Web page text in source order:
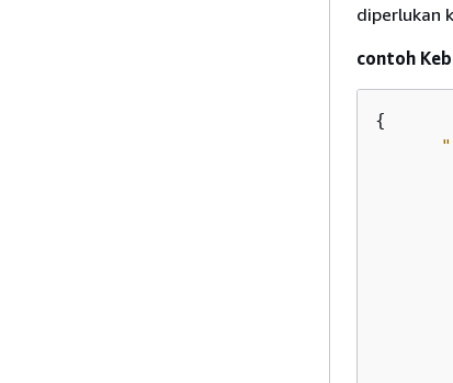
diperlukan
contoh
{